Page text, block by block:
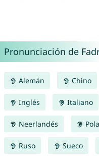
Pronunciación de
Alemán Chino
Inglés Italiano
Neerlandés
Ruso Sueco